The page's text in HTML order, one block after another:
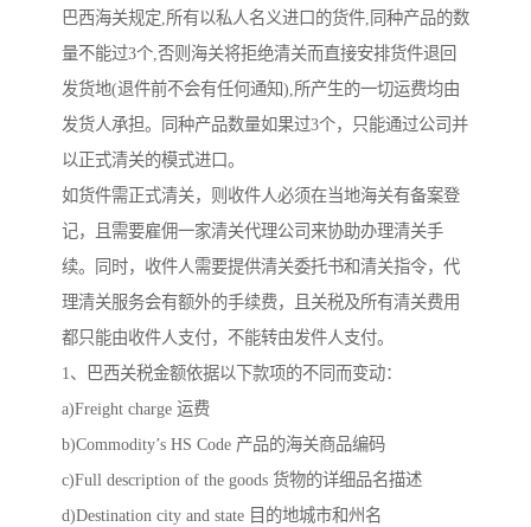
巴西海关规定,所有以私人名义进口的货件,同种产品的数
量不能过3个,否则海关将拒绝清关而直接安排货件退回
发货地(退件前不会有任何通知),所产生的一切运费均由
发货人承担。同种产品数量如果过3个，只能通过公司并
以正式清关的模式进口。
如货件需正式清关，则收件人必须在当地海关有备案登
记，且需要雇佣一家清关代理公司来协助办理清关手
续。同时，收件人需要提供清关委托书和清关指令，代
理清关服务会有额外的手续费，且关税及所有清关费用
都只能由收件人支付，不能转由发件人支付。
1、巴西关税金额依据以下款项的不同而变动：
a)Freight charge 运费
b)Commodity’s HS Code 产品的海关商品编码
c)Full description of the goods 货物的详细品名描述
d)Destination city and state 目的地城市和州名